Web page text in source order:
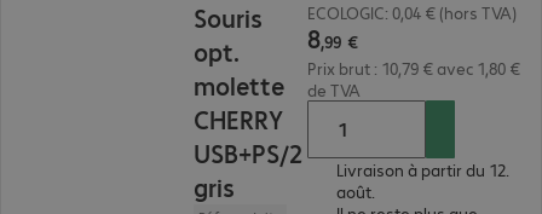
Souris
opt.
molette
CHERRY
USB+PS/2
gris
ECOLOGIC: 0,04 € (hors TVA)
8,99 €
Prix brut : 10,79 € avec 1,80 €
de TVA
Livraison à partir du 12.
août.